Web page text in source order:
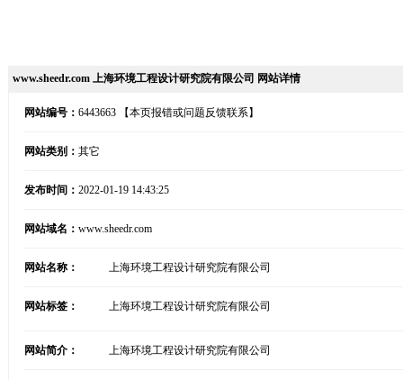
www.sheedr.com 上海环境工程设计研究院有限公司 网站详情
网站编号： 6443663 【本页报错或问题反馈联系】
网站类别： 其它
发布时间： 2022-01-19 14:43:25
网站域名： www.sheedr.com
网站名称： 上海环境工程设计研究院有限公司
网站标签： 上海环境工程设计研究院有限公司
网站简介： 上海环境工程设计研究院有限公司